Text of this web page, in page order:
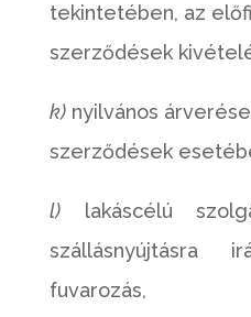
tekintetében, az
szerződések
k)nyilvános
szerződések
l)lakáscélú
szállásnyújtásra
fuvarozás,